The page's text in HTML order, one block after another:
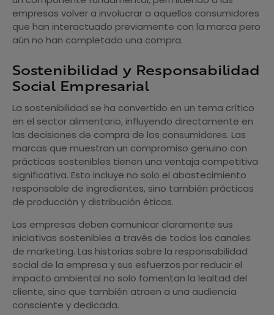
empresas volver a involucrar a aquellos consumidores
que han interactuado previamente con la marca pero
aún no han completado una compra.
Sostenibilidad y Responsabilidad
Social Empresarial
La sostenibilidad se ha convertido en un tema crítico
en el sector alimentario, influyendo directamente en
las decisiones de compra de los consumidores. Las
marcas que muestran un compromiso genuino con
prácticas sostenibles tienen una ventaja competitiva
significativa. Esto incluye no solo el abastecimiento
responsable de ingredientes, sino también prácticas
de producción y distribución éticas.
Las empresas deben comunicar claramente sus
iniciativas sostenibles a través de todos los canales
de marketing. Las historias sobre la responsabilidad
social de la empresa y sus esfuerzos por reducir el
impacto ambiental no solo fomentan la lealtad del
cliente, sino que también atraen a una audiencia
consciente y dedicada.